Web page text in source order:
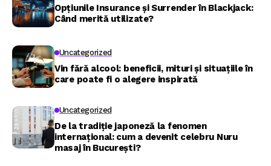
Opțiunile Insurance și Surrender în Blackjack:
Când merită utilizate?
Uncategorized
Vin fără alcool: beneficii, mituri și situațiile în
care poate fi o alegere inspirată
Uncategorized
De la tradiție japoneză la fenomen
internațional: cum a devenit celebru Nuru
masaj în București?